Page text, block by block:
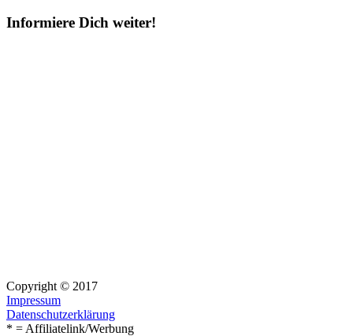
Informiere Dich weiter!
Copyright © 2017
Impressum
Datenschutzerklärung
* = Affiliatelink/Werbung